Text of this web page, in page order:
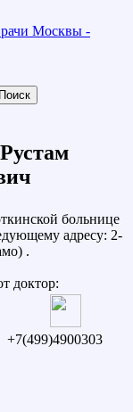
Москвы -
больнице
адресу: 2-
.
доктор:
+7(499)4900303